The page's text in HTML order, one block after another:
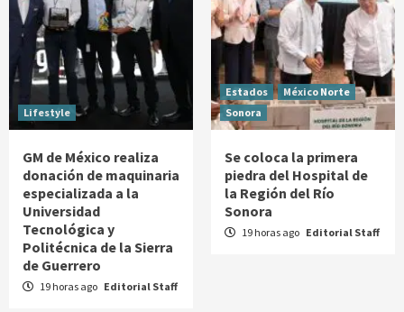
Lifestyle
GM de México realiza
donación de maquinaria
especializada a la
Universidad
Tecnológica y
Politécnica de la Sierra
de Guerrero
19 horas ago Editorial Staff
Estados
México Norte
Sonora
Se coloca la primera
piedra del Hospital de
la Región del Río
Sonora
19 horas ago Editorial Staff